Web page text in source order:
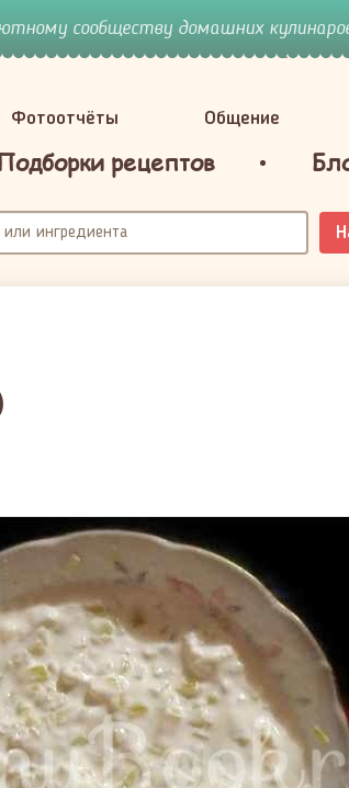
сообществу домашних
Фотоотчёты Общение
рецептов